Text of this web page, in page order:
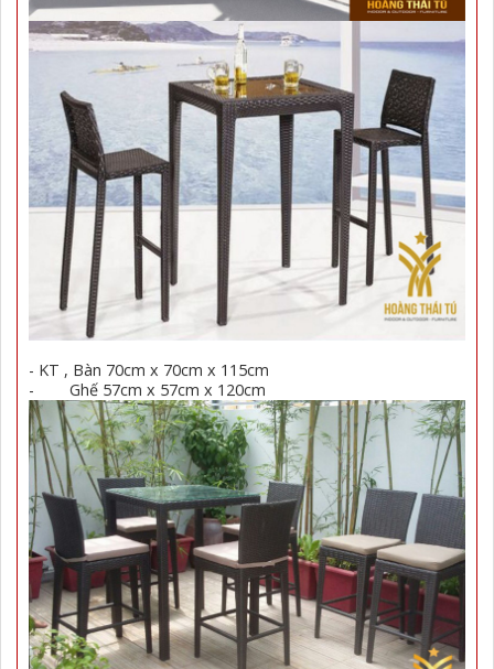
- KT , Bàn 70cm x 70cm x 115cm
- Ghế 57cm x 57cm x 120cm